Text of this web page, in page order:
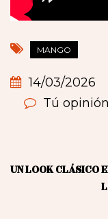
MANGO
14/03/2026
Tú
UN LOOK CLÁSICO